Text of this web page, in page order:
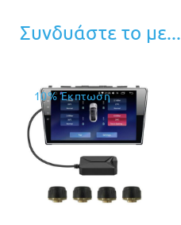
Συνδυάστε το με...
10% Έκπτωση